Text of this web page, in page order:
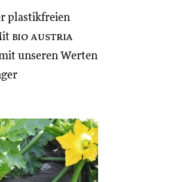
plastikfreien
bio austria
unseren Werten